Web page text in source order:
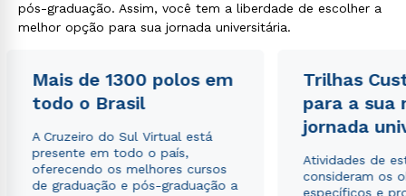
pós-graduação. Assim, você tem a liberdade de escolher a
melhor opção para sua jornada universitária.
Mais de 1300 polos em
todo o Brasil
A Cruzeiro do Sul Virtual está
presente em todo o país,
oferecendo os melhores cursos
de graduação e pós-graduação a
Trilhas
para a sua
jornada
Atividades de
consideram os
específicos e
Política de Privacidade.
autorizo que meus dados sejam utilizados para o
envio de conteúdos da Cruzeiro do Sul.